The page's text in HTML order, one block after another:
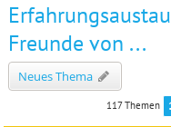
Freunde von ...
Neues Thema
117 Themen